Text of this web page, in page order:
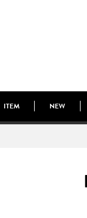
ITEM NEW